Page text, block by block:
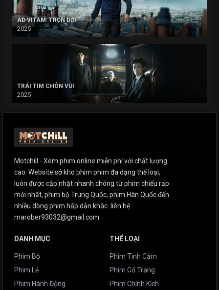
AD VITAM: TRỌN ĐỜI
2025
TRÁI TIM CHÔN VÙI
2025
Motchill - Xem phim online miễn phí với chất lượng
cao. Website sở kho phim phim đa dạng thể loại,
luôn được cập nhật nhanh chóng từ phim chiếu rạp
mới nhất, phim bộ Trung Quốc, phim Hàn Quốc đến
nhiều dòng phim hấp dẫn khác. liên hệ:
marober93032@gmail.com
DANH MỤC
Phim Bộ
Phim Lẻ
Phim Hành Động
THỂ LOẠI
Phim Tình Cảm
Phim Cổ Trang
Phim Chính Kịch